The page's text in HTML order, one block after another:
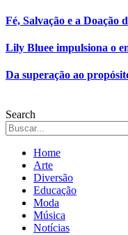
Fé, Salvação e a Doação
Lily Bluee impulsiona o
Da superação ao
Search
Home
Arte
Diversão
Educação
Moda
Música
Notícias